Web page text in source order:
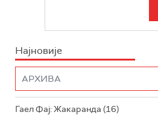
Најновије
Гаел Фај: Жакаранда (16)